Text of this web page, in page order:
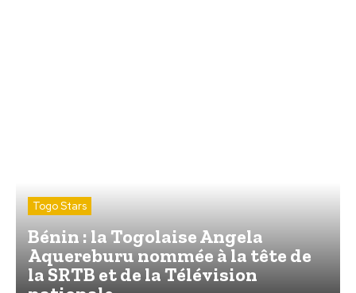
Togo Stars
Bénin : la Togolaise Angela
Aquereburu nommée à la tête de
la SRTB et de la Télévision